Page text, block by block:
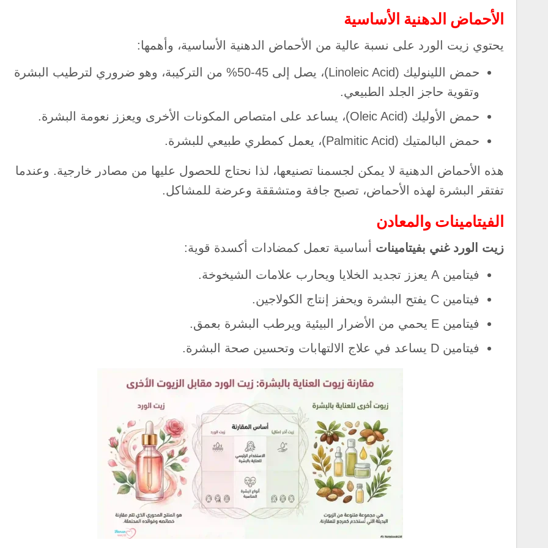
الأحماض الدهنية الأساسية
يحتوي زيت الورد على نسبة عالية من الأحماض الدهنية الأساسية، وأهمها:
حمض اللينوليك (Linoleic Acid)، يصل إلى 45-50% من التركيبة، وهو ضروري لترطيب البشرة
وتقوية حاجز الجلد الطبيعي.
حمض الأوليك (Oleic Acid)، يساعد على امتصاص المكونات الأخرى ويعزز نعومة البشرة.
حمض البالمتيك (Palmitic Acid)، يعمل كمطري طبيعي للبشرة.
هذه الأحماض الدهنية لا يمكن لجسمنا تصنيعها، لذا نحتاج للحصول عليها من مصادر خارجية. وعندما
تفتقر البشرة لهذه الأحماض، تصبح جافة ومتشققة وعرضة للمشاكل.
الفيتامينات والمعادن
زيت الورد غني بفيتامينات أساسية تعمل كمضادات أكسدة قوية:
فيتامين A يعزز تجديد الخلايا ويحارب علامات الشيخوخة.
فيتامين C يفتح البشرة ويحفز إنتاج الكولاجين.
فيتامين E يحمي من الأضرار البيئية ويرطب البشرة بعمق.
فيتامين D يساعد في علاج الالتهابات وتحسين صحة البشرة.